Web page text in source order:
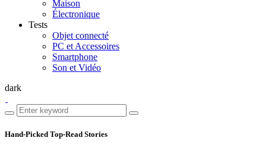
Maison
Électronique
Tests
Objet connecté
PC et Accessoires
Smartphone
Son et Vidéo
dark
Hand-Picked Top-Read Stories